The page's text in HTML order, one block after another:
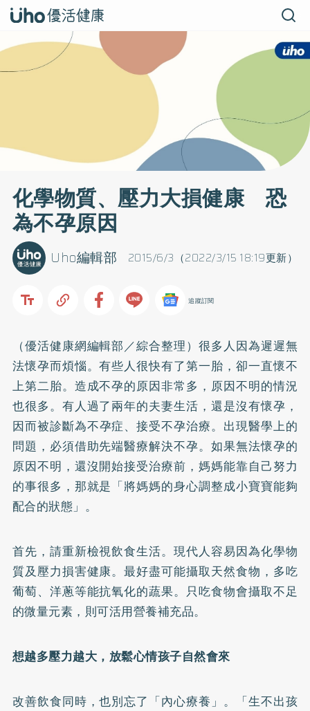
化學物質、壓力大損健康 恐
為不孕原因
2015/6/3（2022/3/15 18:19更新）
Uho編輯部
追蹤訂閱
（優活健康網編輯部／綜合整理）很多人因為遲遲無
法懷孕而煩惱。有些人很快有了第一胎，卻一直懷不
上第二胎。造成不孕的原因非常多，原因不明的情況
也很多。有人過了兩年的夫妻生活，還是沒有懷孕，
因而被診斷為不孕症、接受不孕治療。出現醫學上的
問題，必須借助先端醫療解決不孕。如果無法懷孕的
原因不明，還沒開始接受治療前，媽媽能靠自己努力
的事很多，那就是「將媽媽的身心調整成小寶寶能夠
配合的狀態」。
首先，請重新檢視飲食生活。現代人容易因為化學物
質及壓力損害健康。最好盡可能攝取天然食物，多吃
葡萄、洋蔥等能抗氧化的蔬果。只吃食物會攝取不足
的微量元素，則可活用營養補充品。
想越多壓力越大，放鬆心情孩子自然會來
改善飲食同時，也別忘了「內心療養」。「生不出孩